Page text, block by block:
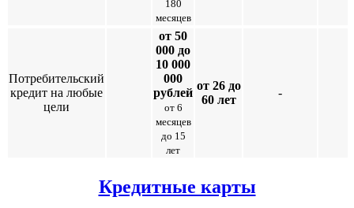
180
месяцев
Потребительский
кредит на любые
цели
от 50
000 до
10 000
000
рублей
от 6
месяцев
до 15
лет
от 26 до
60 лет
-
Кредитные карты